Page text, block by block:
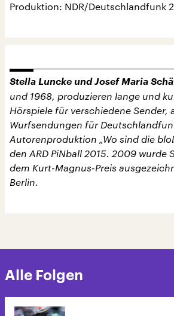
Produktion: NDR/Deutschlandfunk
Stella Luncke und Josef Maria
und 1968, produzieren lange und
Hörspiele für verschiedene Sender,
Wurfsendungen für
Autorenproduktion „Wo sind die
den ARD PiNball 2015. 2009 wurde
dem Kurt-Magnus-Preis
Berlin.
Alle Folgen